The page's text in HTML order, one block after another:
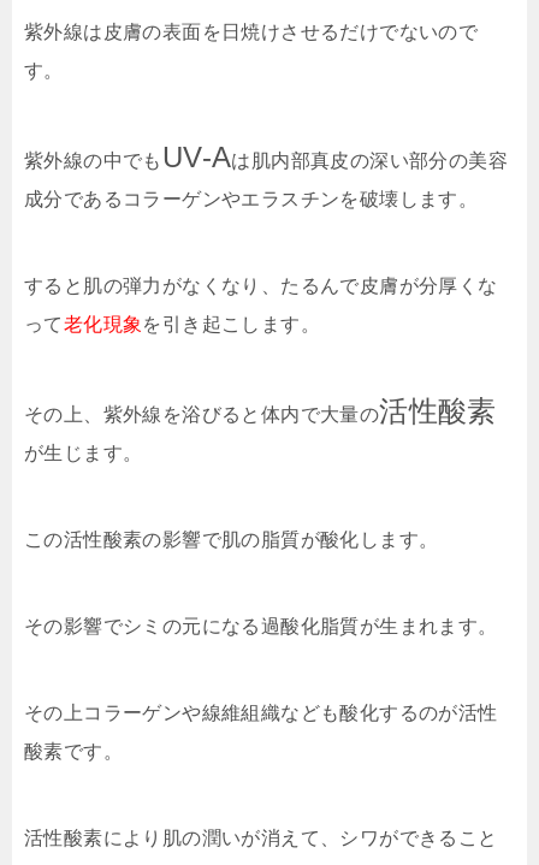
紫外線は皮膚の表面を日焼けさせるだけでないので
す。
紫外線の中でも UV-Aは肌内部真皮の深い部分の美容
成分であるコラーゲンやエラスチンを破壊します。
すると肌の弾力がなくなり、たるんで皮膚が分厚くな
って老化現象 を引き起こします。
その上、紫外線を浴びると体内で大量の活性酸素
が生じます。
この活性酸素の影響で肌の脂質が酸化します。
その影響でシミの元になる過酸化脂質が生まれます。
その上コラーゲンや線維組織なども酸化するのが活性
酸素です。
活性酸素により肌の潤いが消えて、シワができること